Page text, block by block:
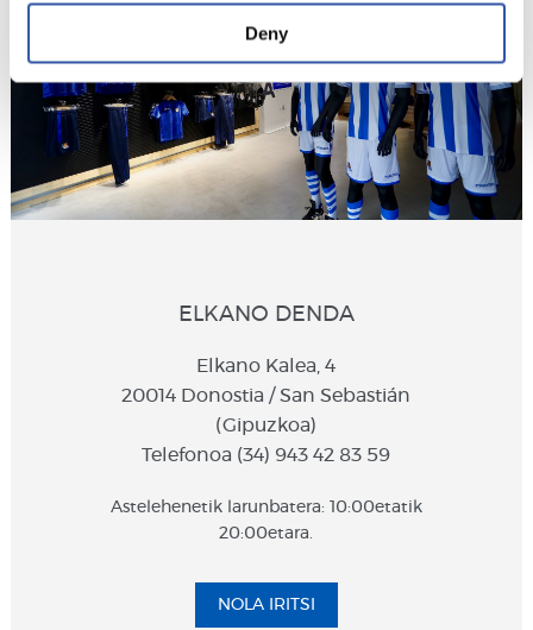
Deny
ELKANO DENDA
Elkano Kalea, 4
20014 Donostia / San Sebastián
(Gipuzkoa)
Telefonoa (34) 943 42 83 59
Astelehenetik larunbatera: 10:00etatik
20:00etara.
NOLA IRITSI